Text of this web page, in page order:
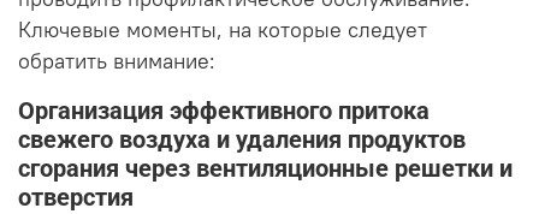
Ключевые моменты, на которые следует
обратить внимание:
Организация эффективного притока
свежего воздуха и удаления продуктов
сгорания через вентиляционные решетки и
отверстия